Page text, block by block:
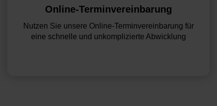
Online-Terminvereinbarung
Nutzen Sie unsere Online-Terminvereinbarung für
eine schnelle und unkomplizierte Abwicklung